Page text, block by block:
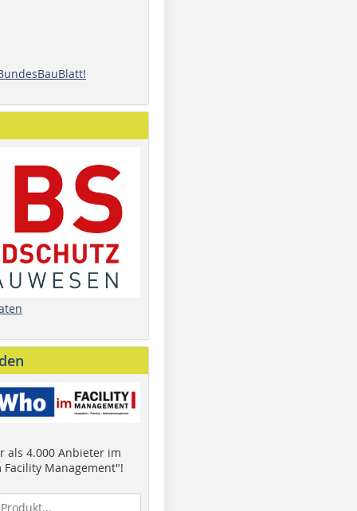
als 4.000 Anbieter im
Facility Management"!